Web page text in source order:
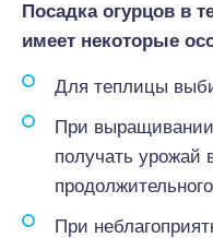
Посадка огурцов в
имеет некоторые
Для теплицы
При
получать урожай
При